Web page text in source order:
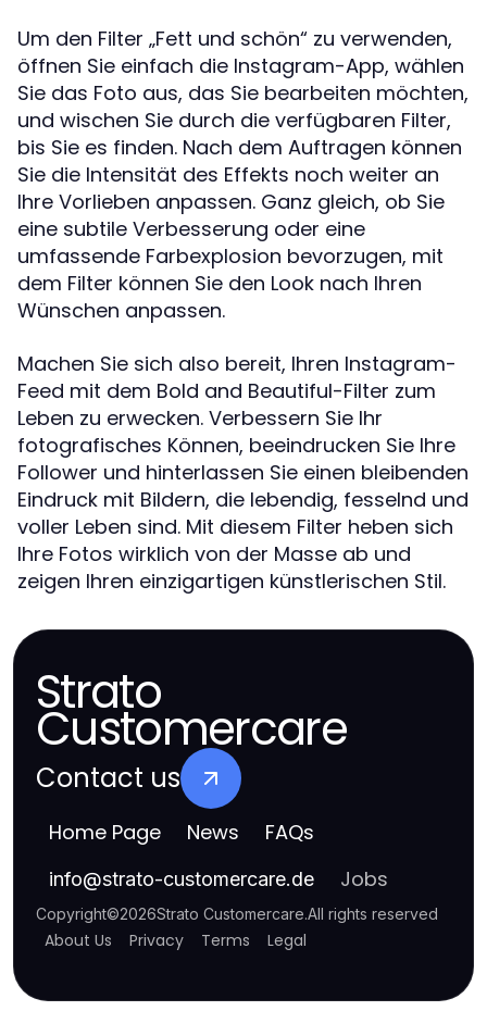
Um den Filter „Fett und schön“ zu verwenden,
öffnen Sie einfach die Instagram-App, wählen
Sie das Foto aus, das Sie bearbeiten möchten,
und wischen Sie durch die verfügbaren Filter,
bis Sie es finden. Nach dem Auftragen können
Sie die Intensität des Effekts noch weiter an
Ihre Vorlieben anpassen. Ganz gleich, ob Sie
eine subtile Verbesserung oder eine
umfassende Farbexplosion bevorzugen, mit
dem Filter können Sie den Look nach Ihren
Wünschen anpassen.
Machen Sie sich also bereit, Ihren Instagram-
Feed mit dem Bold and Beautiful-Filter zum
Leben zu erwecken. Verbessern Sie Ihr
fotografisches Können, beeindrucken Sie Ihre
Follower und hinterlassen Sie einen bleibenden
Eindruck mit Bildern, die lebendig, fesselnd und
voller Leben sind. Mit diesem Filter heben sich
Ihre Fotos wirklich von der Masse ab und
zeigen Ihren einzigartigen künstlerischen Stil.
Strato
Customercare
Contact us
Home Page News FAQs
info@strato-customercare.de Jobs
Copyright©2026Strato Customercare.All rights reserved
About Us Privacy Terms Legal